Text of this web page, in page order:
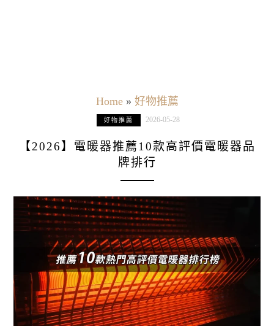
Home» 好物推薦
好物推薦 2026-05-28
【2026】電暖器推薦10款高評價電暖器品
牌排行